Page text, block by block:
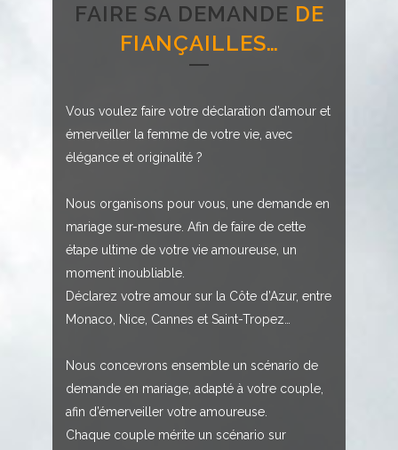
FAIRE SA DEMANDE DE
FIANÇAILLES…
Vous voulez faire votre déclaration d’amour et
émerveiller la femme de votre vie, avec
élégance et originalité ?
Nous organisons pour vous, une demande en
mariage sur-mesure. Afin de faire de cette
étape ultime de votre vie amoureuse, un
moment inoubliable.
Déclarez votre amour sur la Côte d’Azur, entre
Monaco, Nice, Cannes et Saint-Tropez…
Nous concevrons ensemble un scénario de
demande en mariage, adapté à votre couple,
afin d’émerveiller votre amoureuse.
Chaque couple mérite un scénario sur